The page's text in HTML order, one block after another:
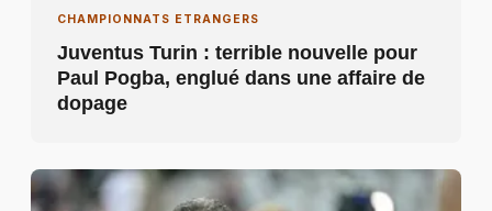
CHAMPIONNATS ETRANGERS
Juventus Turin : terrible nouvelle pour
Paul Pogba, englué dans une affaire de
dopage